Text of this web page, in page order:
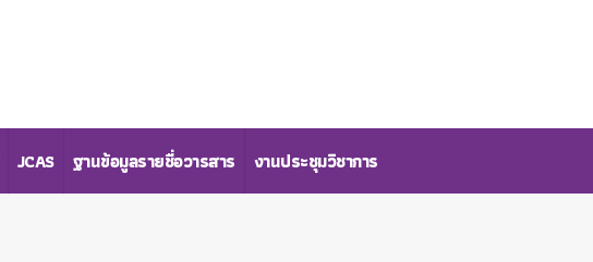
JCAS ฐานข้อมูลรายชื่อวารสาร งานประชุมวิชาการ